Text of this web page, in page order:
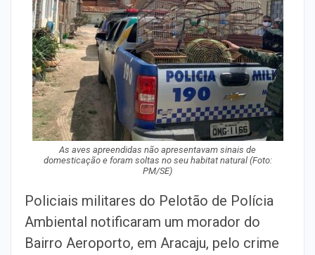
As aves apreendidas não apresentavam sinais de
domesticação e foram soltas no seu habitat natural (Foto:
PM/SE)
Policiais militares do Pelotão de Polícia
Ambiental notificaram um morador do
Bairro Aeroporto, em Aracaju, pelo crime